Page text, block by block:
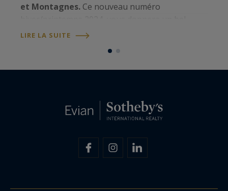
et Montagnes. Ce nouveau numéro
aperçu de toute l'actualité de notre belle région.
LIRE LA SUITE